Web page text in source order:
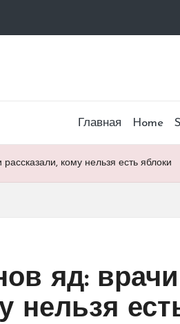
Главная Home
кому нельзя есть яблоки
яд: врачи
нельзя